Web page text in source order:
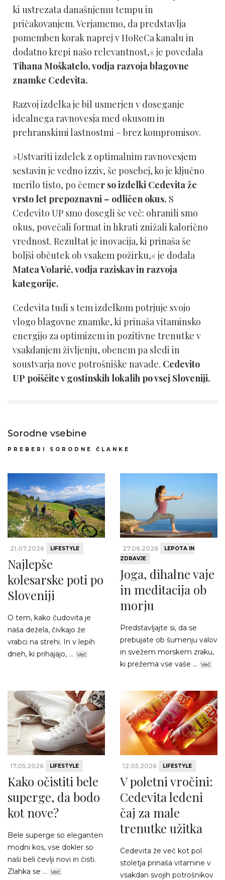
ki ustrezata današnjemu tempu in
pričakovanjem. Verjamemo, da predstavlja
pomemben korak naprej v HoReCa kanalu in
dodatno krepi našo relevantnost,« je povedala
Tihana Moškatelo, vodja razvoja blagovne
znamke Cedevita.
Razvoj izdelka je bil usmerjen v doseganje
idealnega ravnovesja med okusom in
prehranskimi lastnostmi – brez kompromisov.
»Ustvariti izdelek z optimalnim ravnovesjem
sestavin je vedno izziv, še posebej, ko je ključno
merilo tisto, po čemer so izdelki Cedevita že
vrsto let prepoznavni – odličen okus. S
Cedevito UP smo dosegli še več: ohranili smo
okus, povečali format in hkrati znižali kalorično
vrednost. Rezultat je inovacija, ki prinaša še
boljši občutek ob vsakem požirku,« je dodala
Matea Volarić, vodja raziskav in razvoja
kategorije.
Cedevita tudi s tem izdelkom potrjuje svojo
vlogo blagovne znamke, ki prinaša vitaminsko
energijo za optimizem in pozitivne trenutke v
vsakdanjem življenju, obenem pa sledi in
soustvarja nove potrošniške navade. Cedevito
UP poiščite v gostinskih lokalih po vsej Sloveniji.
Sorodne vsebine
PREBERI SORODNE ČLANKE
21.07.2026 LIFESTYLE
Najlepše
kolesarske poti po
Sloveniji
O tem, kako čudovita je
naša dežela, čivkajo že
vrabci na strehi. In v lepih
dneh, ki prihajajo, ... Več
27.06.2026
LEPOTA IN
ZDRAVJE
Joga, dihalne vaje
in meditacija ob
morju
Predstavljajte si, da se
prebujate ob šumenju valov
in svežem morskem zraku,
ki prežema vse vaše ... Več
17.05.2026 LIFESTYLE
Kako očistiti bele
superge, da bodo
kot nove?
Bele superge so eleganten
modni kos, vse dokler so
naši beli čevlji novi in čisti.
Zlahka se ... Več
12.05.2026 LIFESTYLE
V poletni vročini:
Cedevita ledeni
čaj za male
trenutke užitka
Cedevita že več kot pol
stoletja prinaša vitamine v
vsakdan svojih potrošnikov